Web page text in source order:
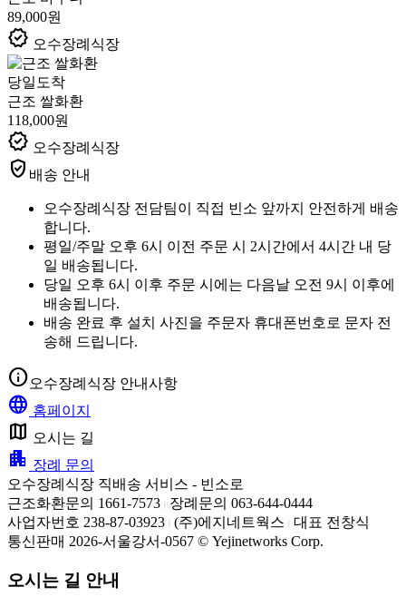
89,000원
verified 오수장례식장
당일도착
근조 쌀화환
118,000원
verified 오수장례식장
verified_user 배송 안내
오수장례식장 전담팀이 직접 빈소 앞까지 안전하게 배송
합니다.
평일/주말 오후 6시 이전 주문 시 2시간에서 4시간 내 당
일 배송됩니다.
당일 오후 6시 이후 주문 시에는 다음날 오전 9시 이후에
배송됩니다.
배송 완료 후 설치 사진을 주문자 휴대폰번호로 문자 전
송해 드립니다.
info오수장례식장 안내사항
language 홈페이지
map 오시는 길
apartment 장례 문의
오수장례식장 직배송 서비스 - 빈소로
근조화환문의 1661-7573
장례문의 063-644-0444
사업자번호 238-87-03923 (주)에지네트웍스
대표 전창식
통신판매 2026-서울강서-0567 © Yejinetworks Corp.
오시는 길 안내